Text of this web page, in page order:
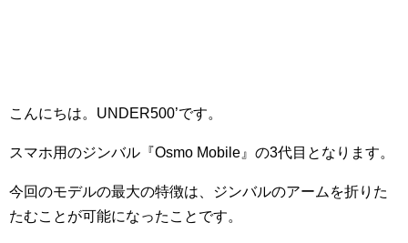
こんにちは。UNDER500’です。
スマホ用のジンバル『Osmo Mobile』の3代目となります。
今回のモデルの最大の特徴は、ジンバルのアームを折りた
たむことが可能になったことです。